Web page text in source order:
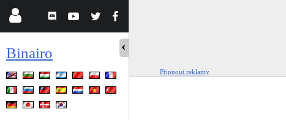
Binairo
Připnout reklamy